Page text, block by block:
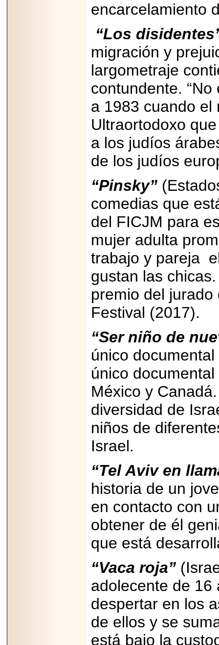
encarcelamiento
“Los
migración y
largometraje
contundente.
a 1983 cuando el
Ultraortodoxo
a los judíos
de los judíos
“Pinsky”
comedias que
del FICJM para
mujer adulta
trabajo y pareja
gustan las
premio del
Festival (2017).
“Ser niño de
único
único
México y
diversidad de
niños de
Israel.
“Tel Aviv en
historia de un
en contacto con
obtener de él
que está
“Vaca roja”
adolecente de 16
despertar en los
de ellos y se
está bajo la